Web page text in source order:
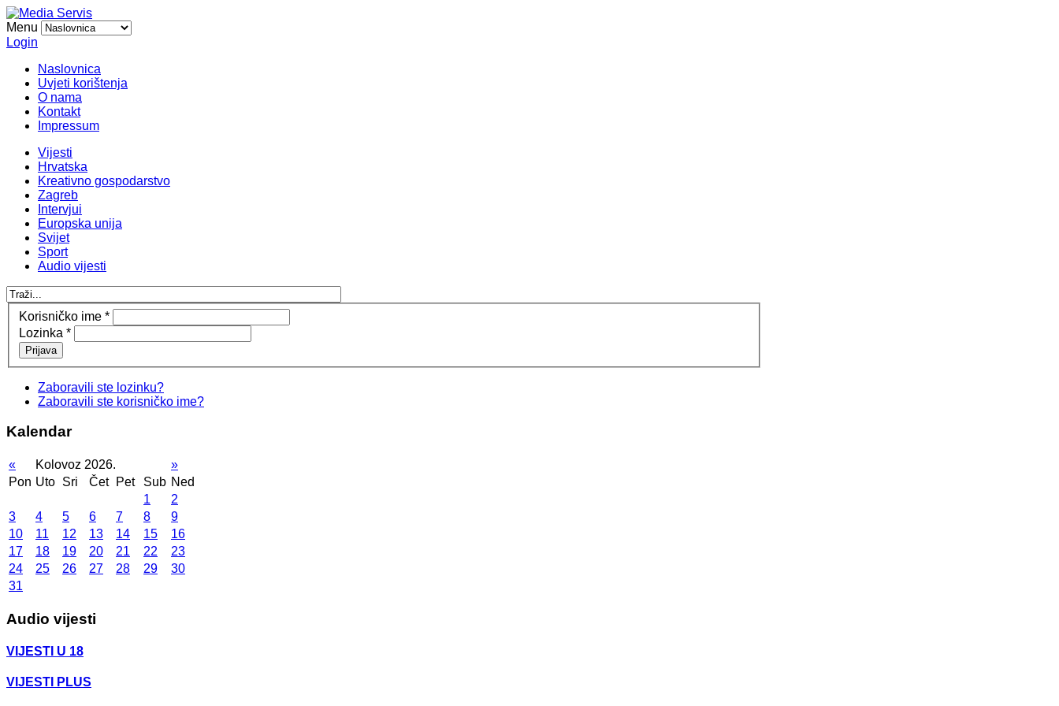
Menu
Login
Naslovnica
Uvjeti korištenja
O nama
Kontakt
Impressum
Vijesti
Hrvatska
Kreativno gospodarstvo
Zagreb
Intervjui
Europska unija
Svijet
Sport
Audio vijesti
Korisničko ime *
Lozinka *
Prijava
Zaboravili ste lozinku?
Zaboravili ste korisničko ime?
Kalendar
« Kolovoz 2026.
»
Pon Uto Sri Čet Pet Sub Ned
1
2
3
4 5 6 7 8
9
10
11 12 13 14 15
16
17
18 19 20 21 22
23
24
25 26 27 28 29
30
31
Audio vijesti
VIJESTI U 18
VIJESTI PLUS